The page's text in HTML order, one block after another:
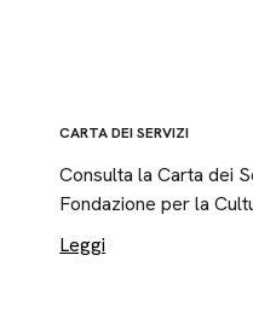
CARTA DEI SERVIZI
Consulta la Carta dei
Fondazione per la
Leggi